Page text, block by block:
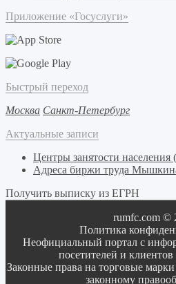
Приложение «Госуслуги»
Быстрый переход
Москва Санкт-Петербург
Актуальные записи
Центры занятости населения
Адреса биржи труда
Получить выписку из ЕГРН
rumfc.com ©
Политика
Неофициальный портал с
посетителей и
Законные права на торговые
законному